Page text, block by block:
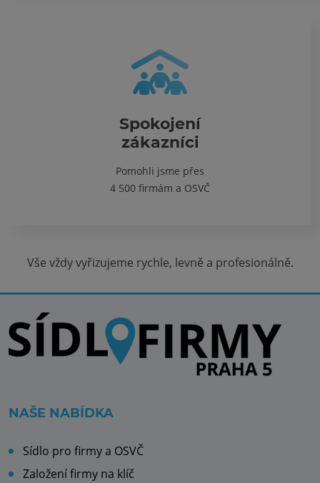
Spokojení
zákazníci
Pomohli jsme přes
4 500 firmám a OSVČ
Vše vždy vyřizujeme rychle, levně a profesionálně.
NAŠE NABÍDKA
Sídlo pro firmy a OSVČ
Založení firmy na klíč